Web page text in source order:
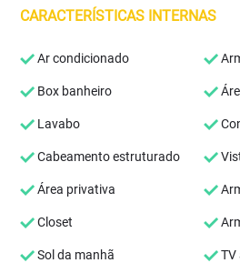
CARACTERÍSTICAS INTERNAS
Ar condicionado
Box banheiro
Lavabo
Cabeamento estruturado
Área privativa
Closet
Sol da manhã TV